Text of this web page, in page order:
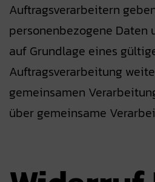
Auftragsverarbeitern
personenbezogene Daten
auf Grundlage eines
Auftragsverarbeitung
gemeinsamen
über gemeinsame